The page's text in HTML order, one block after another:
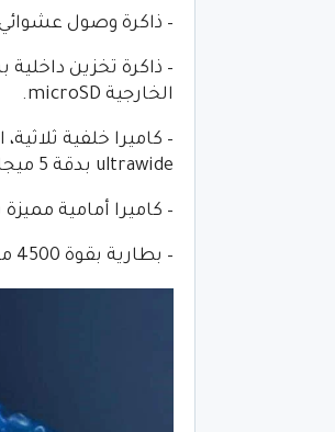
– ذاكرة وصول عشوائي رام
الخارجية microSD.
ultrawide بدقة 5 ميجابكسل، بالإضافة إلى مستشعر عمق بدقة 2 ميجابكسل.
– كاميرا أمامية مميزة بدقة 8 ميجابكسل لالتقاط صور السيلفي
– بطارية بقوة 4500 مللي أمبير في الساعة، تدعم الشحن السريع بقدرة 20 وات.